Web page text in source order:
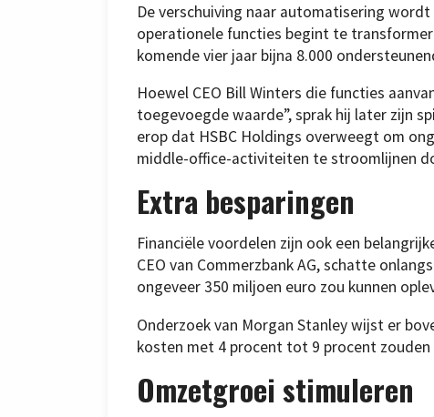
De verschuiving naar automatisering
operationele functies begint te
komende vier jaar bijna 8.000
Hoewel CEO Bill Winters die functies
toegevoegde waarde”, sprak hij later zijn
erop dat HSBC Holdings overweegt om
middle-office-activiteiten te stroomlijnen
Extra besparingen
Financiële voordelen zijn ook een
CEO van Commerzbank AG, schatte
ongeveer 350 miljoen euro zou kunnen
Onderzoek van Morgan Stanley wijst er
kosten met 4 procent tot 9 procent zouden
Omzetgroei stimuleren